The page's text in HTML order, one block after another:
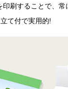
印刷することで、
て付で実用的!